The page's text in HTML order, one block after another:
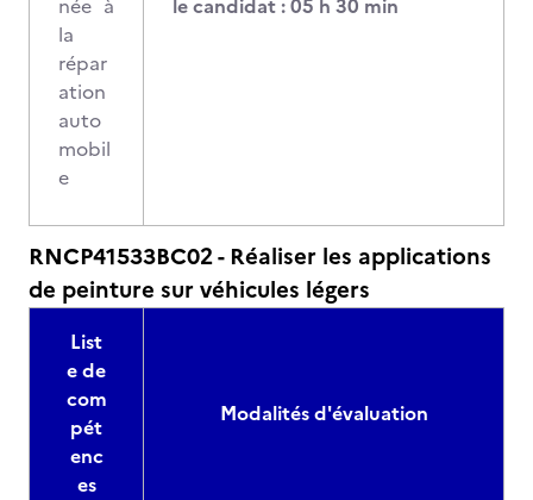
née à
la
répar
ation
auto
mobil
e
le candidat : 05 h 30 min
RNCP41533BC02 - Réaliser les applications
de peinture sur véhicules légers
List
e de
com
pét
enc
es
Modalités d'évaluation